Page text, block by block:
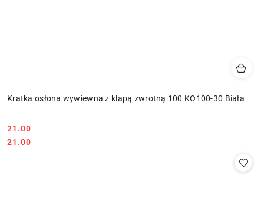
Kratka osłona wywiewna z klapą zwrotną 100 KO100-30 Biała
Cena:
21.00
Cena:
21.00